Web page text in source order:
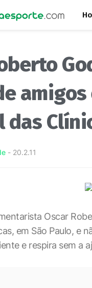
das
- 20.2.11
Oscar
em São Paulo, e
e respira sem a